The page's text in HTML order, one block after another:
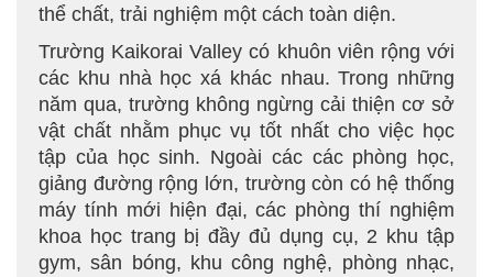
thể chất, trải nghiệm một cách toàn diện.
Trường Kaikorai Valley có khuôn viên rộng với
các khu nhà học xá khác nhau. Trong những
năm qua, trường không ngừng cải thiện cơ sở
vật chất nhằm phục vụ tốt nhất cho việc học
tập của học sinh. Ngoài các các phòng học,
giảng đường rộng lớn, trường còn có hệ thống
máy tính mới hiện đại, các phòng thí nghiệm
khoa học trang bị đầy đủ dụng cụ, 2 khu tập
gym, sân bóng, khu công nghệ, phòng nhạc,